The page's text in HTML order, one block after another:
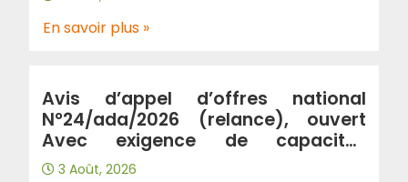
gardiennage et de surveillance au
profit de l’Algérienne Des
En savoir plus »
Avis d’appel d’offres national
N°24/ada/2026 (relance), ouvert
Avec exigence de capacités
minimales : Contrôle et suivi de
3 Août, 2026